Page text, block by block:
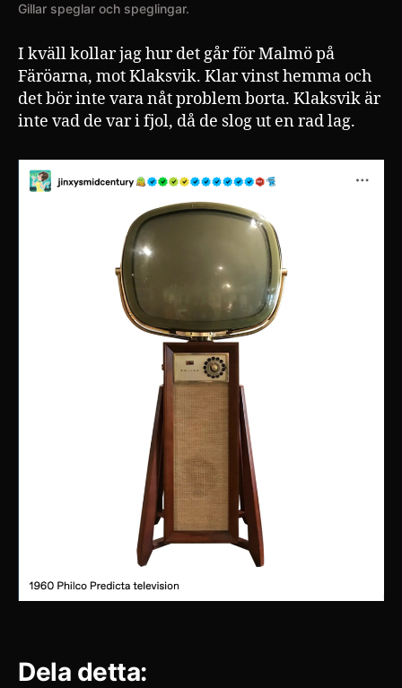
Gillar speglar och speglingar.
I kväll kollar jag hur det går för Malmö på
Färöarna, mot Klaksvik. Klar vinst hemma och
det bör inte vara nåt problem borta. Klaksvik är
inte vad de var i fjol, då de slog ut en rad lag.
Dela detta: